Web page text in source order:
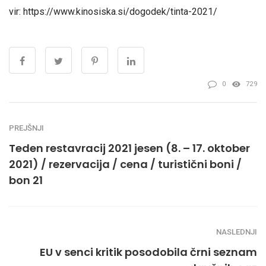
vir: https://www.kinosiska.si/dogodek/tinta-2021/
0 729
PREJŠNJI
Teden restavracij 2021 jesen (8. – 17. oktober
2021) / rezervacija / cena / turistični boni /
bon 21
NASLEDNJI
EU v senci kritik posodobila črni seznam